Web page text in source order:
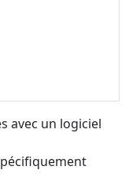
avec un logiciel